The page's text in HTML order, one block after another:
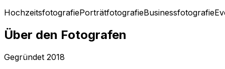
HochzeitsfotografiePorträtfotografieBusinessfotografie
Über den Fotografen
Gegründet 2018